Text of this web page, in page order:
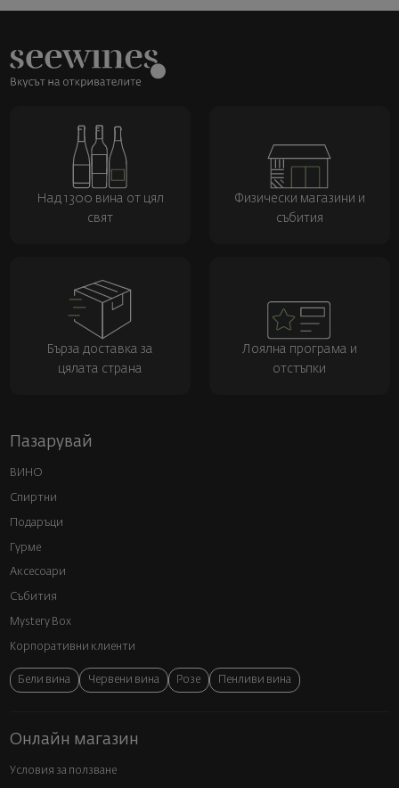
Над 1300 вина от цял
свят
Физически магазини и
събития
Бърза доставка за
цялата страна
Лоялна програма и
отстъпки
Пазарувай
ВИНО
Спиртни
Подаръци
Гурме
Аксесоари
Събития
Mystery Box
Корпоративни клиенти
Бели вина Червени вина Розе Пенливи вина
Онлайн магазин
Условия за ползване